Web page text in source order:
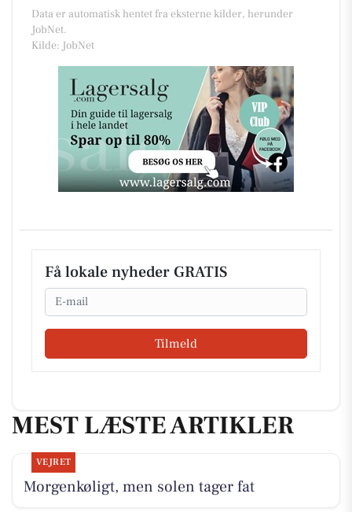
Data er automatisk hentet fra eksterne kilder, herunder
JobNet.
Kilde: JobNet
Få lokale nyheder GRATIS
Email
Tilmeld
MEST LÆSTE ARTIKLER
VEJRET
Morgenkøligt, men solen tager fat